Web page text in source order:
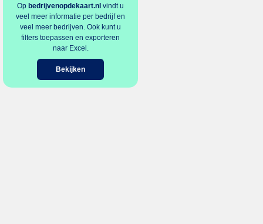
Op bedrijvenopdekaart.nl vindt u
veel meer informatie per bedrijf en
veel meer bedrijven. Ook kunt u
filters toepassen en exporteren
naar Excel.
Bekijken